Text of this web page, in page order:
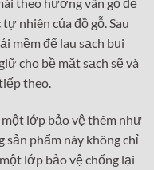
nhiên của đồ gỗ. Sau
mềm để lau sạch bụi
cho bề mặt sạch sẽ và
theo.
một lớp bảo vệ thêm như
sản phẩm này không chỉ
lớp bảo vệ chống lại